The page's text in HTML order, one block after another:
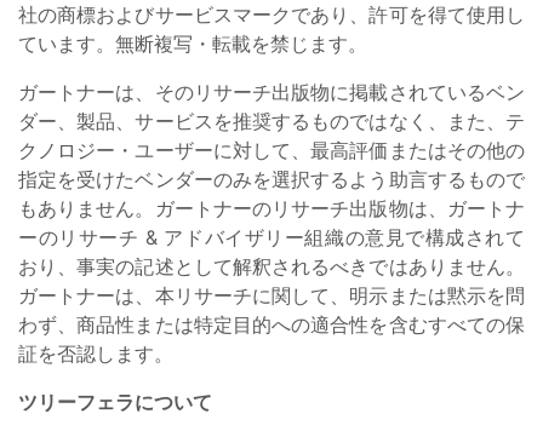
社の商標およびサービスマークであり、許可を得て使用し
ています。無断複写・転載を禁じます。
ガートナーは、そのリサーチ出版物に掲載されているベン
ダー、製品、サービスを推奨するものではなく、また、テ
クノロジー・ユーザーに対して、最高評価またはその他の
指定を受けたベンダーのみを選択するよう助言するもので
もありません。ガートナーのリサーチ出版物は、ガートナ
ーのリサーチ & アドバイザリー組織の意見で構成されて
おり、事実の記述として解釈されるべきではありません。
ガートナーは、本リサーチに関して、明示または黙示を問
わず、商品性または特定目的への適合性を含むすべての保
証を否認します。
ツリーフェラについて